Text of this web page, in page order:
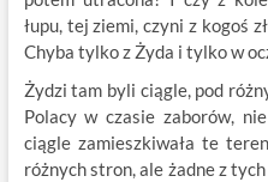
łupu, tej ziemi, czyni z kogoś
Chyba tylko z Żyda i tylko w
Żydzi tam byli ciągle, pod
Polacy w czasie zaborów,
ciągle zamieszkiwała te
różnych stron, ale żadne z